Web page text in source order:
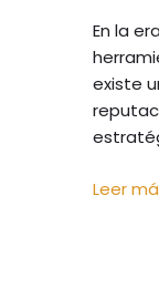
En la
existe
Leer